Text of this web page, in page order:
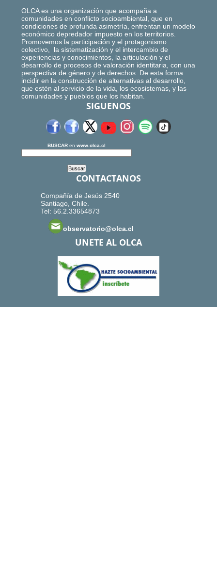
OLCA es una organización que acompaña a
comunidades en conflicto socioambiental, que en
condiciones de profunda asimetría, enfrentan un modelo
económico depredador impuesto en los territorios.
Promovemos la participación y el protagonismo
colectivo, la sistematización y el intercambio de
experiencias y conocimientos, la articulación y el
desarrollo de procesos de valoración identitaria, con una
perspectiva de género y de derechos. De esta forma
incidir en la construcción de alternativas al desarrollo,
que estén al servicio de la vida, los ecosistemas, y las
comunidades y pueblos que los habitan.
SIGUENOS
BUSCAR en www.olca.cl
CONTACTANOS
Compañía de Jesús 2540
Santiago, Chile.
Tel: 56.2.33654873
observatorio@olca.cl
UNETE AL OLCA